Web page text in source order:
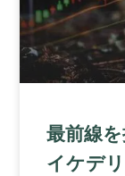
最前線
イケデ